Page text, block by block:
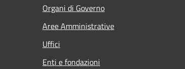
Organi di Governo
Aree Amministrative
Uffici
Enti e fondazioni